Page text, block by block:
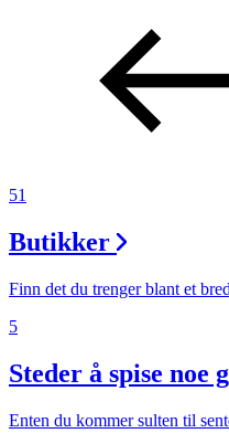
51
Butikker
Finn det du trenger blant et
5
Steder å spise noe
Enten du kommer sulten til